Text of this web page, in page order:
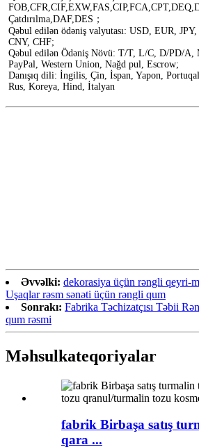
Çatdırılma,DAF,DES；
Qəbul edilən ödəniş valyutası: USD, EUR,
CNY, CHF;
Qəbul edilən Ödəniş Növü: T/T, L/C, D/PD/A,
PayPal, Western Union, Nağd pul, Escrow;
Danışıq dili: İngilis, Çin, İspan, Yapon,
Rus, Koreya, Hind, İtalyan
Əvvəlki: dekorasiya üçün rəngli qeyri-
Uşaqlar rəsm sənəti üçün rəngli qum
Sonrakı: Fabrika Təchizatçısı Təbii
qum rəsmi
Məhsulkateqoriyalar
fabrik Birbaşa satış
qara ...